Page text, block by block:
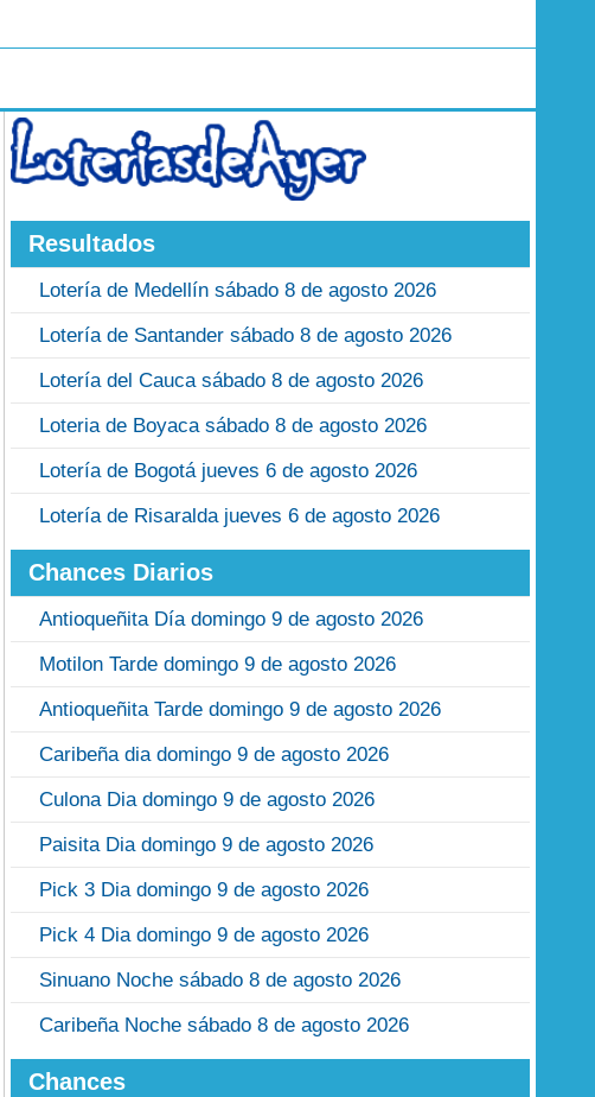
Resultados
Lotería de Medellín sábado 8 de agosto 2026
Lotería de Santander sábado 8 de agosto 2026
Lotería del Cauca sábado 8 de agosto 2026
Loteria de Boyaca sábado 8 de agosto 2026
Lotería de Bogotá jueves 6 de agosto 2026
Lotería de Risaralda jueves 6 de agosto 2026
Chances Diarios
Antioqueñita Día domingo 9 de agosto 2026
Motilon Tarde domingo 9 de agosto 2026
Antioqueñita Tarde domingo 9 de agosto 2026
Caribeña dia domingo 9 de agosto 2026
Culona Dia domingo 9 de agosto 2026
Paisita Dia domingo 9 de agosto 2026
Pick 3 Dia domingo 9 de agosto 2026
Pick 4 Dia domingo 9 de agosto 2026
Sinuano Noche sábado 8 de agosto 2026
Caribeña Noche sábado 8 de agosto 2026
Chances